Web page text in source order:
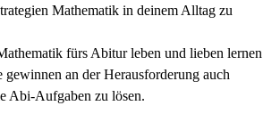
Mathematik in deinem Alltag zu
fürs Abitur leben und lieben lernen
gewinnen an der Herausforderung auch
Abi-Aufgaben zu lösen.